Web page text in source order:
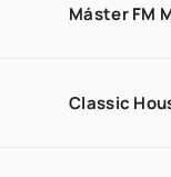
Máster FM
Classic